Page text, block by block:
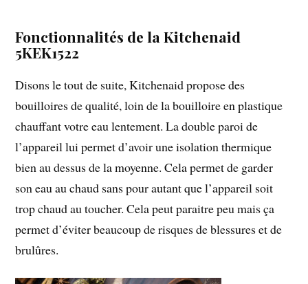
Fonctionnalités de la Kitchenaid
5KEK1522
Disons le tout de suite, Kitchenaid propose des
bouilloires de qualité, loin de la bouilloire en plastique
chauffant votre eau lentement. La double paroi de
l’appareil lui permet d’avoir une isolation thermique
bien au dessus de la moyenne. Cela permet de garder
son eau au chaud sans pour autant que l’appareil soit
trop chaud au toucher. Cela peut paraitre peu mais ça
permet d’éviter beaucoup de risques de blessures et de
brulûres.